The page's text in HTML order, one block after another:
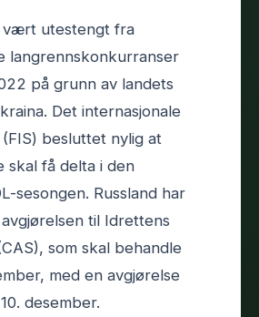
vært utestengt fra
langrennskonkurranser
på grunn av landets
Det internasjonale
besluttet nylig at
skal få delta i den
sesongen. Russland har
til Idrettens
som skal behandle
med en avgjørelse
desember.